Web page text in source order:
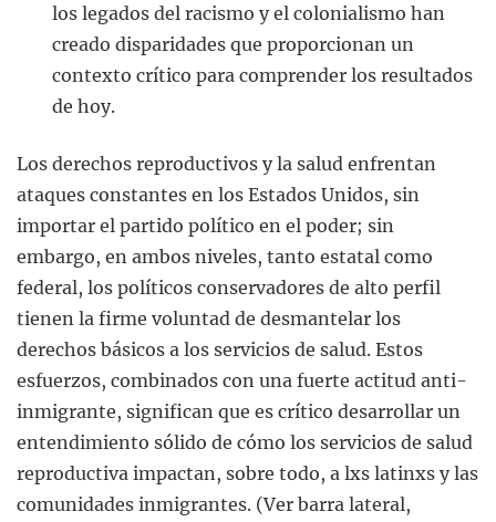
los legados del racismo y el colonialismo han
creado disparidades que proporcionan un
contexto crítico para comprender los resultados
de hoy.
Los derechos reproductivos y la salud enfrentan
ataques constantes en los Estados Unidos, sin
importar el partido político en el poder; sin
embargo, en ambos niveles, tanto estatal como
federal, los políticos conservadores de alto perfil
tienen la firme voluntad de desmantelar los
derechos básicos a los servicios de salud. Estos
esfuerzos, combinados con una fuerte actitud anti-
inmigrante, significan que es crítico desarrollar un
entendimiento sólido de cómo los servicios de salud
reproductiva impactan, sobre todo, a lxs latinxs y las
comunidades inmigrantes. (Ver barra lateral,